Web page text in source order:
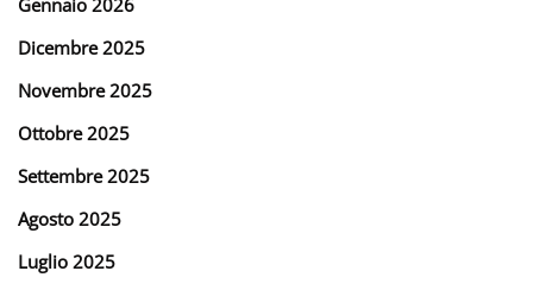
Dicembre 2025
Novembre 2025
Ottobre 2025
Settembre 2025
Agosto 2025
Luglio 2025